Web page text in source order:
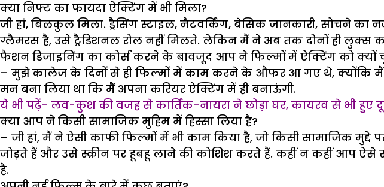
क्या निफ्ट का फायदा ऐक्टिंग में भी मिला?
जी हां, बिलकुल मिला. ड्रैसिंग स्टाइल, नैटवर्किंग, बेसिक जानकारी, सोचने का
ग्लैमरस है, उसे ट्रैडिशनल रोल नहीं मिलते. लेकिन मैं ने अब तक दोनों ही लुक्स
फैशन डिजाइनिंग का कोर्स करने के बावजूद आप ने फिल्मों में ऐक्टिंग को क्यों
– मुझे कालेज के दिनों से ही फिल्मों में काम करने के औफर आ गए थे, क्योंकि मैं
मन बना लिया था कि मैं अपना करियर ऐक्टिंग में ही बनाऊंगी.
ये भी पढ़ें- लव-कुश की वजह से कार्तिक-नायरा ने छोड़ा घर, कायरव से भी हुए
क्या आप ने किसी सामाजिक मुहिम में हिस्सा लिया है?
– जी हां, मैं ने ऐसी काफी फिल्मों में भी काम किया है, जो किसी सामाजिक
जोड़ते हैं और उसे स्क्रीन पर हूबहू लाने की कोशिश करते हैं. कहीं न कहीं आप ऐसे
है.